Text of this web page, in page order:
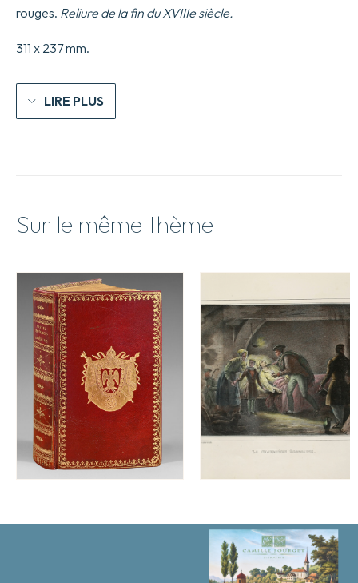
rouges. Reliure de la fin du XVIIIe siècle.
311 x 237 mm.
LIRE PLUS
Sur le même thème